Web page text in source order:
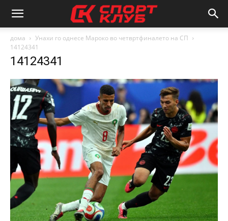
дома
Унахи го однесе Мароко во четвртфиналето на СП
14124341
14124341